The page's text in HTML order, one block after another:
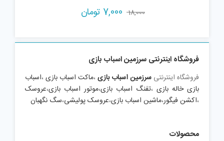
18,000
Original
18,000 تومان.
7,000 تومان
7,000 تومان.
فروشگاه اینترنتی سرزمین اسباب بازی
فروشگاه اینترنتی سرزمین اسباب بازی،ماکت اسباب بازی،اسباب
بازی خاله بازی ،تفنگ اسباب بازی،موتور اسباب بازی،عروسک
،اکشن فیگور،ماشین اسباب بازی،عروسک پولیشی،سگ نگهبان
محصولات